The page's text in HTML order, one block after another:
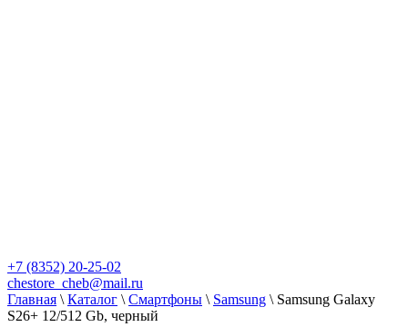
+7 (8352) 20-25-02
chestore_cheb@mail.ru
Главная \ Каталог \ Смартфоны \ Samsung \ Samsung Galaxy
S26+ 12/512 Gb, черный